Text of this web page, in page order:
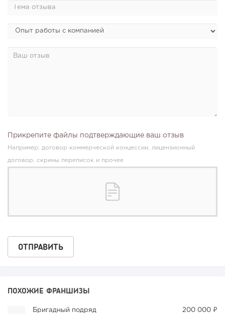
Прикрепите файлы подтверждающие ваш отзыв
Например: договор коммерческой концессии, лицензионный
договор, скрины переписок и прочее
ПОХОЖИЕ ФРАНШИЗЫ
Бригадный подряд
200 000 ₽